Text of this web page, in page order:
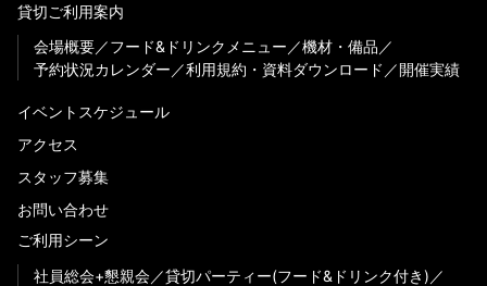
貸切ご利用案内
会場概要
フード&ドリンクメニュー
機材・備品
予約状況カレンダー
利用規約・資料ダウンロード 開催実績
イベントスケジュール
アクセス
スタッフ募集
お問い合わせ
ご利用シーン
社員総会+懇親会
貸切パーティー(フード&ドリンク付き)